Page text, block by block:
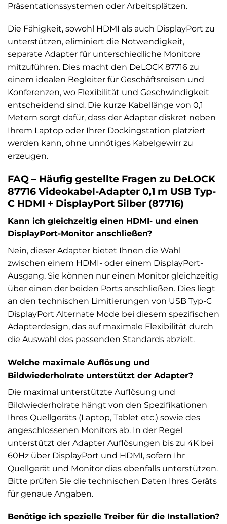
Präsentationssystemen oder Arbeitsplätzen.
Die Fähigkeit, sowohl HDMI als auch DisplayPort zu
unterstützen, eliminiert die Notwendigkeit,
separate Adapter für unterschiedliche Monitore
mitzuführen. Dies macht den DeLOCK 87716 zu
einem idealen Begleiter für Geschäftsreisen und
Konferenzen, wo Flexibilität und Geschwindigkeit
entscheidend sind. Die kurze Kabellänge von 0,1
Metern sorgt dafür, dass der Adapter diskret neben
Ihrem Laptop oder Ihrer Dockingstation platziert
werden kann, ohne unnötiges Kabelgewirr zu
erzeugen.
FAQ – Häufig gestellte Fragen zu DeLOCK
87716 Videokabel-Adapter 0,1 m USB Typ-
C HDMI + DisplayPort Silber (87716)
Kann ich gleichzeitig einen HDMI- und einen
DisplayPort-Monitor anschließen?
Nein, dieser Adapter bietet Ihnen die Wahl
zwischen einem HDMI- oder einem DisplayPort-
Ausgang. Sie können nur einen Monitor gleichzeitig
über einen der beiden Ports anschließen. Dies liegt
an den technischen Limitierungen von USB Typ-C
DisplayPort Alternate Mode bei diesem spezifischen
Adapterdesign, das auf maximale Flexibilität durch
die Auswahl des passenden Standards abzielt.
Welche maximale Auflösung und
Bildwiederholrate unterstützt der Adapter?
Die maximal unterstützte Auflösung und
Bildwiederholrate hängt von den Spezifikationen
Ihres Quellgeräts (Laptop, Tablet etc.) sowie des
angeschlossenen Monitors ab. In der Regel
unterstützt der Adapter Auflösungen bis zu 4K bei
60Hz über DisplayPort und HDMI, sofern Ihr
Quellgerät und Monitor dies ebenfalls unterstützen.
Bitte prüfen Sie die technischen Daten Ihres Geräts
für genaue Angaben.
Benötige ich spezielle Treiber für die Installation?